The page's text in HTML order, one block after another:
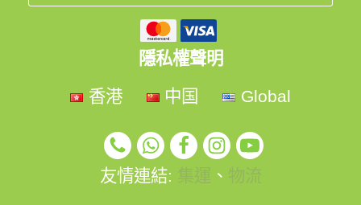
隱私權聲明
香港
中国 Global
友情連結: 、